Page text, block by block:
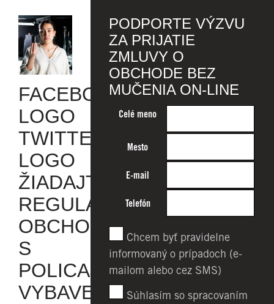
FACEBOOK
LOGO
TWITTER
LOGO
ŽIADAJTE
REGULÁCIU
OBCHODU
S
POLICAJNÝM
VYBAVENÍM
PODPORTE VÝZVU
ZA PRIJATIE
ZMLUVY O
OBCHODE BEZ
MUČENIA ON-LINE
Celé meno
Mesto
E-mail
Telefón
Chcem byť pravidelne
informovaný o prípadoch (e-
mailom alebo cez SMS)
Súhlasím so spracovaním